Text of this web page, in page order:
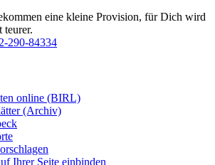
eine kleine Provision, für Dich wird
teurer.
290-84334
online (BIRL)
(Archiv)
Ihrer Seite einbinden